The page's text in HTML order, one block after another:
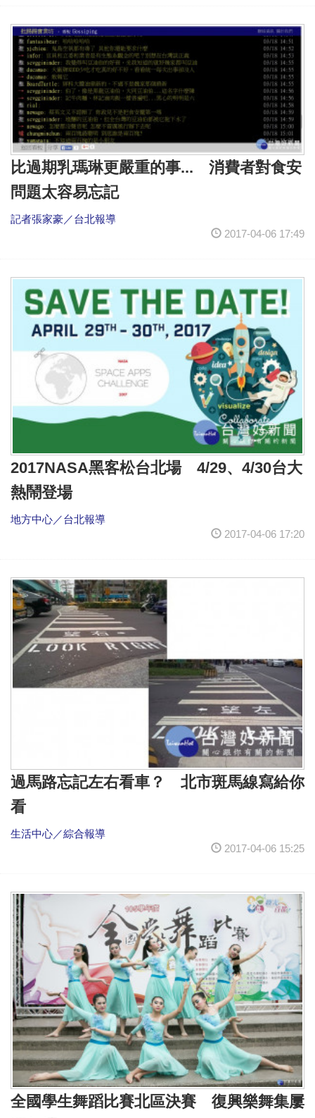
比過期乳瑪琳更嚴重的事... 消費者對食安
問題太容易忘記
記者張家豪／台北報導
2017-04-06 17:49
2017NASA黑客松台北場 4/29、4/30台大
熱鬧登場
地方中心／台北報導
2017-04-06 17:20
過馬路忘記左右看車？ 北市斑馬線寫給你
看
生活中心／綜合報導
2017-04-06 15:25
全國學生舞蹈比賽北區決賽 復興樂舞集屢